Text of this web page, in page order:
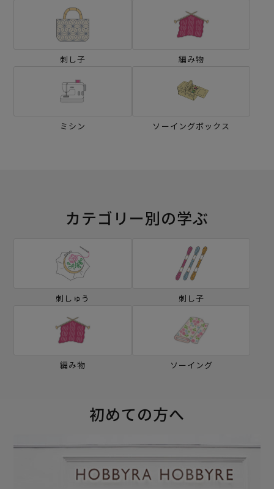
刺し子 編み物
ミシン ソーイングボックス
カテゴリー別の学ぶ
刺しゅう 刺し子
編み物 ソーイング
初めての方へ